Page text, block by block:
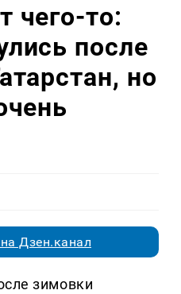
чего-то:
после
но
Дзен.канал
зимовки